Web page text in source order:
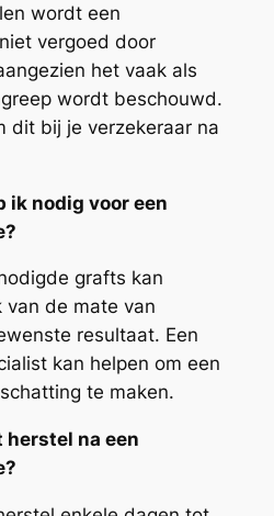
wordt een
vergoed door
het vaak als
wordt beschouwd.
dit bij je verzekeraar na
ik nodig voor een
grafts kan
van de mate van
resultaat. Een
kan helpen om een
te maken.
herstel na een